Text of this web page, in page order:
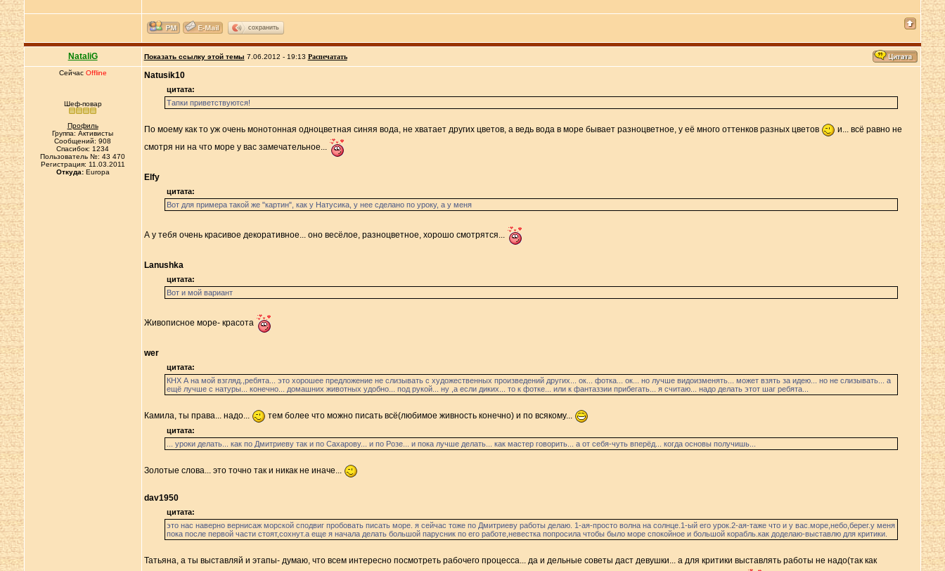
сохранить
NataliG Показать ссылку этой темы 7.06.2012 - 19:13 Распечатать
Сейчас Offline
Шеф-повар
Профиль
Группа: Активисты
Сообщений: 908
Спасибок: 1234
Пользователь №: 43 470
Регистрация: 11.03.2011
Откуда:Europa
Natusik10
цитата:
Тапки приветствуются!
По моему как то уж очень монотонная одноцветная синяя вода, не хватает других цветов, а ведь вода в море бывает разноцветное, у её много оттенков разных цветов
и... всё равно не
смотря ни на что море у вас замечательное...
Elfy
цитата:
Вот для примера такой же "картин", как у Натусика, у нее сделано по уроку, а у меня
А у тебя очень красивое декоративное... оно весёлое, разноцветное, хорошо смотрятся...
Lanushka
цитата:
Вот и мой вариант
Живописное море- красота
wer
цитата:
КНХ А на мой взгляд.,ребята... это хорошее предложение не слизывать с художественных произведений других... ок... фотка... ок... но лучше видоизменять... может взять за идею... но не слизывать... а
ещё лучше с натуры... конечно... домашних животных удобно... под рукой... ну ,а если диких... то к фотке... или к фантаззии прибегать... я считаю... надо делать этот шаг ребята...
Камила, ты права... надо... тем более что можно писать всё(любимое живность конечно) и по всякому...
цитата:
... уроки делать... как по Дмитриеву так и по Сахарову... и по Розе... и пока лучше делать... как мастер говорить... а от себя-чуть вперёд... когда основы получишь...
Золотые слова... это точно так и никак не иначе...
dav1950
цитата:
это нас наверно вернисаж морской сподвиг пробовать писать море. я сейчас тоже по Дмитриеву работы делаю. 1-ая-просто волна на солнце.1-ый его урок.2-ая-таже что и у вас.море,небо,берег.у меня
пока после первой части стоят,сохнут.а еще я начала делать большой парусник по его работе,невестка попросила чтобы было море спокойное и большой корабль.как доделаю-выставлю для критики.
Татьяна, а ты выставляй и этапы- думаю, что всем интересно посмотреть рабочего процесса... да и дельные советы даст девушки... а для критики выставлять работы не надо(так как